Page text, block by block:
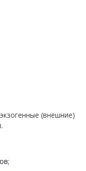
(внешние)